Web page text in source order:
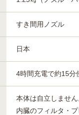
すき間用ノズル
日本
4時間充電で約15
本体は自立しません
内臓のフィルタ・